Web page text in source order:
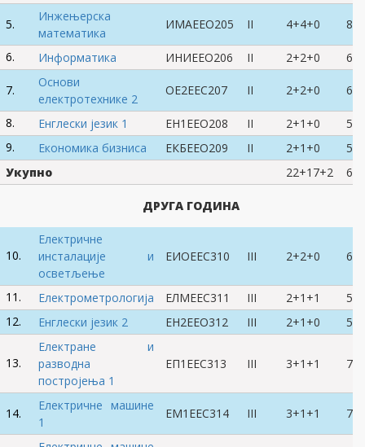
5.
Инжењерска
математика
ИМАЕЕО205 II 4+4+0 8
6. Информатика ИНИЕЕО206 II 2+2+0 6
7.
Основи
електротехнике 2
ОЕ2ЕЕС207 II 2+2+0 6
8. Енглески језик 1 ЕН1ЕЕО208 II 2+1+0
5
9.
Економика бизниса EКБЕЕО209 II 2+1+0
5
Укупно
22+17+2 60
ДРУГА ГОДИНА
10.
Електричне
инсталације и
осветљење
ЕИОЕЕС310 III 2+2+0 6
11. Електрометрологија ЕЛМЕЕС311 III 2+1+1
5
12.
Енглески језик 2 ЕН2ЕЕО312 III 2+1+0 5
13.
Електране и
разводна
постројења 1
ЕП1ЕЕС313 III 3+1+1 7
14.
Електричне машине
1
ЕМ1ЕЕС314 III 3+1+1 7